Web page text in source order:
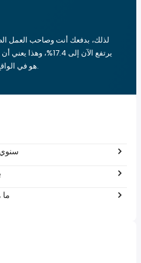
يرتفع الآن إلى
هو في الواقع 3.3% أعلى من ما بدا في البداية.
₪